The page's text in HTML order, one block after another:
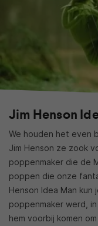
Jim Henson
We houden het even
Jim Henson ze zook
poppenmaker die de
poppen die onze
Henson Idea Man kun
poppenmaker werd,
hem voorbij komen